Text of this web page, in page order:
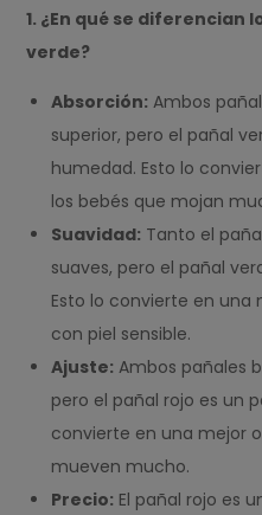
1. ¿En qué se diferencian
verde?
Absorción: Ambos
superior, pero el pañal
humedad. Esto lo
los bebés que mojan
Suavidad: Tanto el
suaves, pero el pañal
Esto lo convierte en una
con piel sensible.
Ajuste: Ambos pañales
pero el pañal rojo es un
convierte en una mejor
mueven mucho.
Precio: El pañal rojo es